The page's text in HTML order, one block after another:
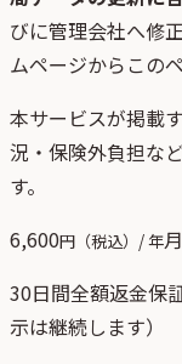
びに管理会社へ修
ムページからこの
本サービスが掲載
況・保険外負担な
す。
6,600円（税込）/ 年
30日間全額返金保
示は継続します）